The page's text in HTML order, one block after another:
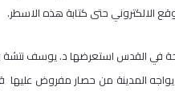
في القدس استعرضها د. يوسف نتشة
يواجه المدينة من حصار مفروض